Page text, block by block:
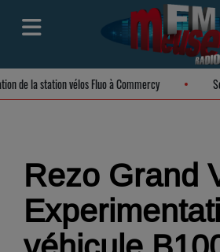
de la station vélos Fluo à Commercy
Rezo Grand